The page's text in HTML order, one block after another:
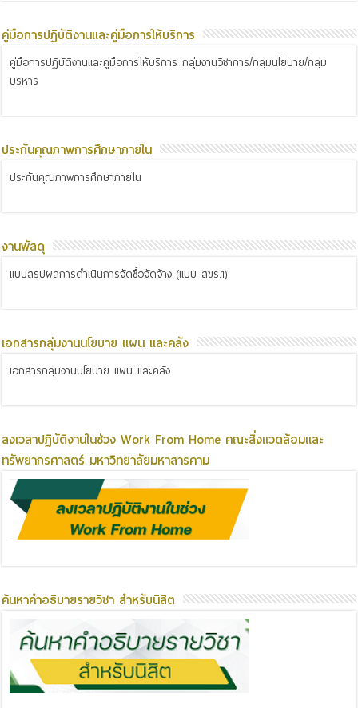
คู่มือการปฏิบัติงานและคู่มือการให้บริการ
คู่มือการปฏิบัติงานและคู่มือการให้บริการ กลุ่มงานวิชาการ/กลุ่มนโยบาย/กลุ่ม
บริหาร
ประกันคุณภาพการศึกษาภายใน
ประกันคุณภาพการศึกษาภายใน
งานพัสดุ
แบบสรุปผลการดำเนินการจัดซื้อจัดจ้าง (แบบ สขร.1)
เอกสารกลุ่มงานนโยบาย แผน และคลัง
เอกสารกลุ่มงานนโยบาย แผน และคลัง
ลงเวลาปฏิบัติงานในช่วง Work From Home คณะสิ่งแวดล้อมและ
ทรัพยากรศาสตร์ มหาวิทยาลัยมหาสารคาม
ค้นหาคำอธิบายรายวิชา สำหรับนิสิต